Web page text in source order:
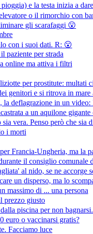
e la testa inizia a
o il rimorchio con
gli scarafaggi 😮
con i suoi dati. R: 😮
paziente per strada
online ma attiva i filtri
per prostitute: multati
genitori e si ritrova in
la deflagrazione in un
a un aquilone
vera. Penso però che
i morti
Francia-Ungheria, ma la
il consiglio comunale
al nido, se ne accorge
un disperso, ma lo
massimo di ... una persona
prezzo giusto
piscina per non
euro o vaccinarsi gratis?
Facciamo luce